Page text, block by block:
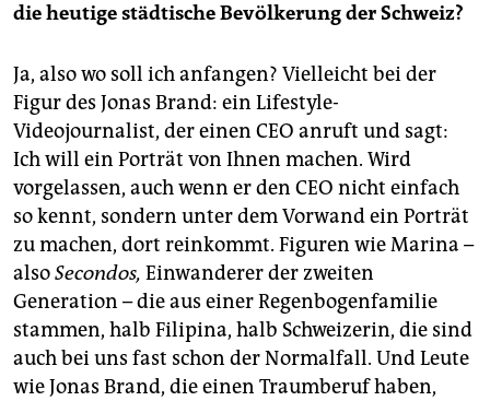
die heutige städtische Bevölkerung der Schweiz?
Ja, also wo soll ich anfangen? Vielleicht bei der
Figur des Jonas Brand: ein Lifestyle-
Videojournalist, der einen CEO anruft und sagt:
Ich will ein Porträt von Ihnen machen. Wird
vorgelassen, auch wenn er den CEO nicht einfach
so kennt, sondern unter dem Vorwand ein Porträt
zu machen, dort reinkommt. Figuren wie Marina –
alsoSecondos, Einwanderer der zweiten
Generation – die aus einer Regenbogenfamilie
stammen, halb Filipina, halb Schweizerin, die sind
auch bei uns fast schon der Normalfall. Und Leute
wie Jonas Brand, die einen Traumberuf haben,